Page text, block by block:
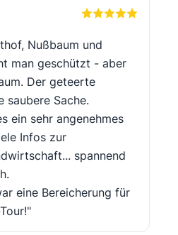
Nußbaum und
man geschützt - aber
Der geteerte
saubere Sache.
ein sehr angenehmes
Infos zur
spannend
eine Bereicherung für